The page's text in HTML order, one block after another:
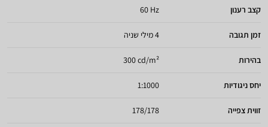
קצב רענון 60 Hz
זמן תגובה 4 מילי שניה
בהירות 300 cd/m²
יחס ניגודיות 1:1000
זווית צפייה 178/178